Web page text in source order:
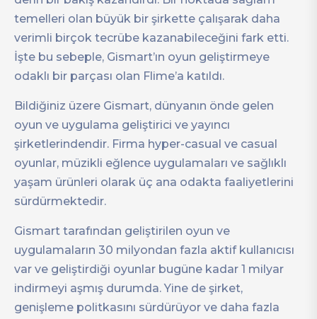
temelleri olan büyük bir şirkette çalışarak daha
verimli birçok tecrübe kazanabileceğini fark etti.
İşte bu sebeple, Gismart’ın oyun geliştirmeye
odaklı bir parçası olan Flime’a katıldı.
Bildiğiniz üzere Gismart, dünyanın önde gelen
oyun ve uygulama geliştirici ve yayıncı
şirketlerindendir. Firma hyper-casual ve casual
oyunlar, müzikli eğlence uygulamaları ve sağlıklı
yaşam ürünleri olarak üç ana odakta faaliyetlerini
sürdürmektedir.
Gismart tarafından geliştirilen oyun ve
uygulamaların 30 milyondan fazla aktif kullanıcısı
var ve geliştirdiği oyunlar bugüne kadar 1 milyar
indirmeyi aşmış durumda. Yine de şirket,
genişleme politkasını sürdürüyor ve daha fazla